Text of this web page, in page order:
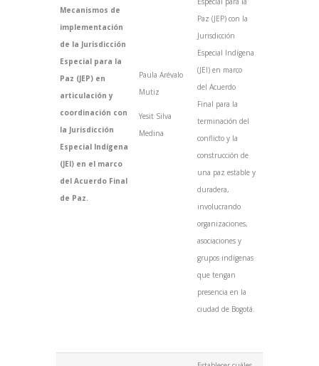
Mecanismos de
implementación
de la Jurisdicción
Especial para la
Paz (JEP) en
articulación y
coordinación con
la Jurisdicción
Especial Indígena
(JEI) en el marco
del Acuerdo Final
de Paz.
Paula Arévalo
Mutiz
Yesit Silva
Medina
Paz (JEP) con la
Jurisdicción
Especial Indígena
(JEI) en marco
del Acuerdo
Final para la
terminación del
conflicto y la
construcción de
una paz estable y
duradera,
involucrando
organizaciones,
asociaciones y
grupos indígenas
que tengan
presencia en la
ciudad de Bogotá.